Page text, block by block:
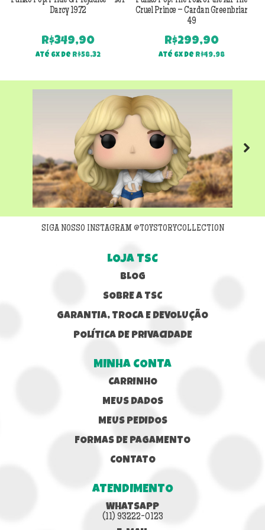
Darcy 1972
R$349,90
Até 6x de R$58,32
Cruel Prince – Cardan Greenbriar
49
R$299,90
Até 6x de R$49,98
Next
SIGA NOSSO INSTAGRAM @TOYSTORYCOLLECTION
LOJA TSC
BLOG
SOBRE A TSC
GARANTIA, TROCA E DEVOLUÇÃO
POLÍTICA DE PRIVACIDADE
MINHA CONTA
CARRINHO
MEUS DADOS
MEUS PEDIDOS
FORMAS DE PAGAMENTO
CONTATO
ATENDIMENTO
WHATSAPP
(11) 93222-0123